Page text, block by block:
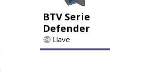
BTV Serie
Defender
Llave